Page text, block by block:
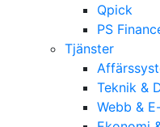
Qpick
PS
Tjänster
Teknik &
Webb &